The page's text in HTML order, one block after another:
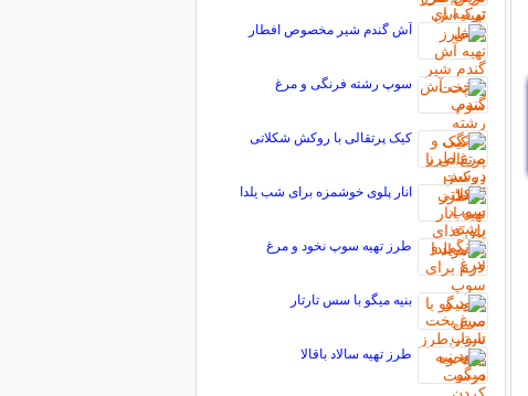
آش گندم شير مخصوص افطار
سوپ رشته فرنگی و مرغ
کیک پرتقالی با روکش شکلاتی
انار پلوی خوشمزه برای شب یلدا
طرز تهیه سوپ نخود و مرغ
بنیه میگو با سس تارتار
طرز تهیه سالاد باقالا